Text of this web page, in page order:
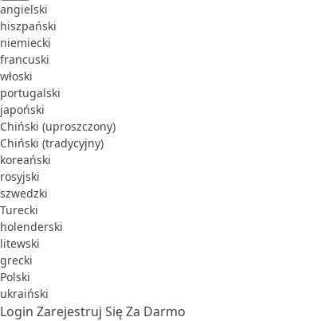
angielski
hiszpański
niemiecki
francuski
włoski
portugalski
japoński
Chiński (uproszczony)
Chiński (tradycyjny)
koreański
rosyjski
szwedzki
Turecki
holenderski
litewski
grecki
Polski
ukraiński
Login Zarejestruj Się Za Darmo